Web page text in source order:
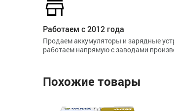
Работаем с 2012 года
Продаем аккумуляторы и зарядные
работаем напрямую с заводами
Похожие товары